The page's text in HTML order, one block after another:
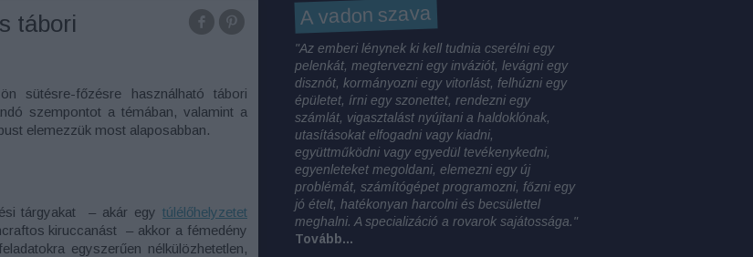
tábori
sütésre-főzésre használható tábori
szempontot a témában, valamint a
elemezzük most alaposabban.
tárgyakat – akár egy túlélőhelyzetet
kiruccanást – akkor a fémedény
egyszerűen nélkülözhetetlen,
A vadon szava
"Az emberi lénynek ki kell tudnia cserélni egy
pelenkát, megtervezni egy inváziót, levágni egy
disznót, kormányozni egy vitorlást, felhúzni egy
épületet, írni egy szonettet, rendezni egy
számlát, vigasztalást nyújtani a haldoklónak,
utasításokat elfogadni vagy kiadni,
együttműködni vagy egyedül tevékenykedni,
egyenleteket megoldani, elemezni egy új
problémát, számítógépet programozni, főzni egy
jó ételt, hatékonyan harcolni és becsülettel
meghalni. A specializáció a rovarok sajátossága."
Tovább...